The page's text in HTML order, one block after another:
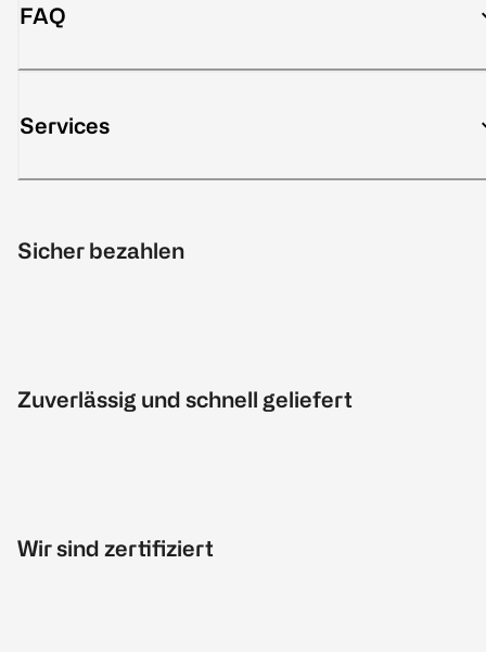
FAQ
Services
Sicher bezahlen
Zuverlässig und schnell geliefert
Wir sind zertifiziert